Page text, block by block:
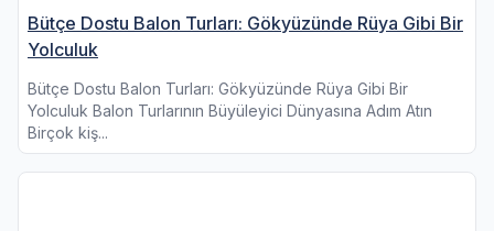
Bütçe Dostu Balon Turları: Gökyüzünde Rüya Gibi Bir
Yolculuk
Bütçe Dostu Balon Turları: Gökyüzünde Rüya Gibi Bir
Yolculuk Balon Turlarının Büyüleyici Dünyasına Adım Atın
Birçok kiş...